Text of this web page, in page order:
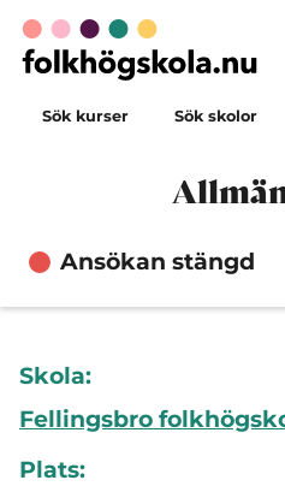
Sök kurser Sök skolor
Ansökan stängd
Skola:
Fellingsbro
Plats: